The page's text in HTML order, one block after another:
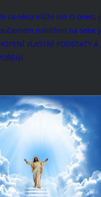
za něco může ten či onen,
nahlížení na sebe
VLASTNÍ PODSTATY A